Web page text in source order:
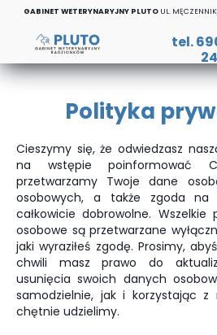
tel.
GABINET WETERYNARYJNY PLUTO UL.
Polityka
Cieszymy się, że odwiedzasz
na wstępie poinformować
przetwarzamy Twoje dane
osobowych, a także zgoda na
całkowicie dobrowolne.
osobowe są przetwarzane
jaki wyraziłeś zgodę. Prosimy,
chwili masz prawo do
usunięcia swoich danych
samodzielnie, jak i korzystając z
chętnie udzielimy.